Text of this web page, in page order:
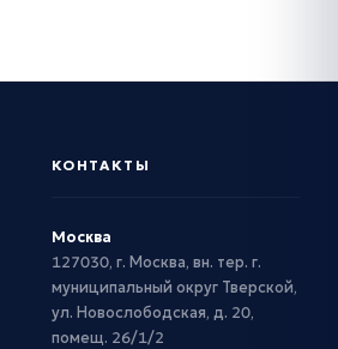
КОНТАКТЫ
Москва
127030, г. Москва, вн. тер. г.
муниципальный округ Тверской,
ул. Новослободская, д. 20,
помещ. 26/1/2